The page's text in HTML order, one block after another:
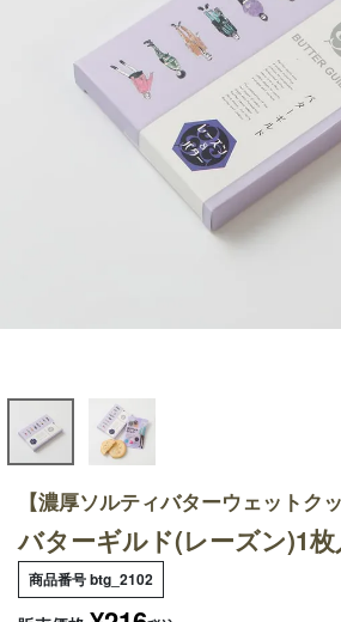
【濃厚ソルティバターウェットク
バターギルド(レーズン)1枚
商品番号btg_2102